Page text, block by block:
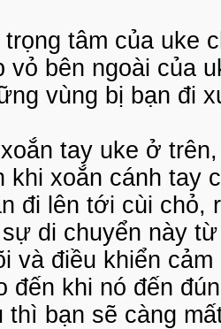
tâm của uke
vỏ bên ngoài của
vùng bị bạn đi
tay uke ở
khi xoắn cánh tay
đi lên tới cùi chỏ,
di chuyển này
và điều khiển
đến khi nó đến
thì bạn sẽ càng